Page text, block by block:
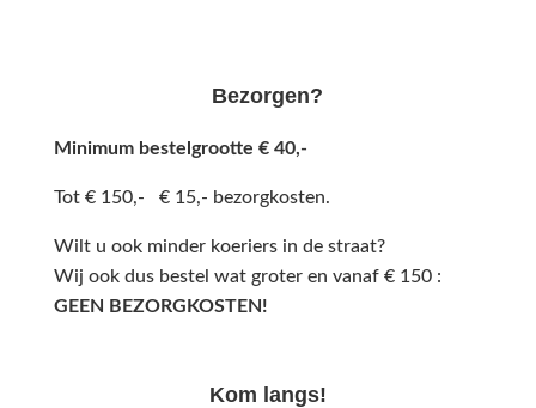
Bezorgen?
Minimum bestelgrootte € 40,-
Tot € 150,- € 15,- bezorgkosten.
Wilt u ook minder koeriers in de straat?
Wij ook dus bestel wat groter en vanaf € 150 :
GEEN BEZORGKOSTEN!
Kom langs!